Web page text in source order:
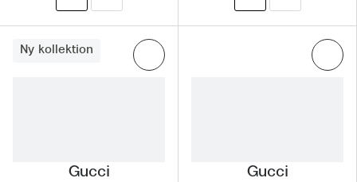
Ny kollektion
Gucci Gucci